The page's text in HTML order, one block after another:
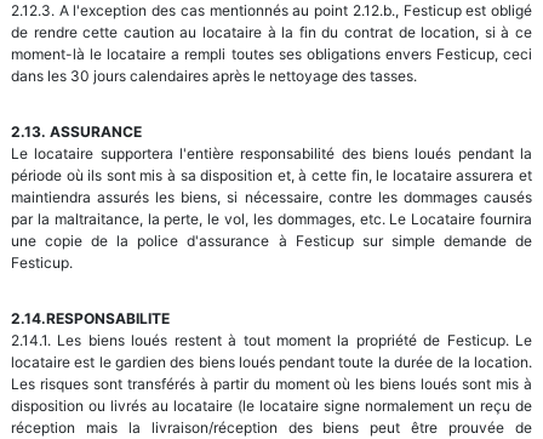
2.12.3. A l'exception des cas mentionnés au point 2.12.b., Festicup est obligé
de rendre cette caution au locataire à la fin du contrat de location, si à ce
moment-là le locataire a rempli toutes ses obligations envers Festicup, ceci
dans les 30 jours calendaires après le nettoyage des tasses.
2.13. ASSURANCE
Le locataire supportera l'entière responsabilité des biens loués pendant la
période où ils sont mis à sa disposition et, à cette fin, le locataire assurera et
maintiendra assurés les biens, si nécessaire, contre les dommages causés
par la maltraitance, la perte, le vol, les dommages, etc. Le Locataire fournira
une copie de la police d'assurance à Festicup sur simple demande de
Festicup.
2.14.RESPONSABILITE
2.14.1. Les biens loués restent à tout moment la propriété de Festicup. Le
locataire est le gardien des biens loués pendant toute la durée de la location.
Les risques sont transférés à partir du moment où les biens loués sont mis à
disposition ou livrés au locataire (le locataire signe normalement un reçu de
réception mais la livraison/réception des biens peut être prouvée de